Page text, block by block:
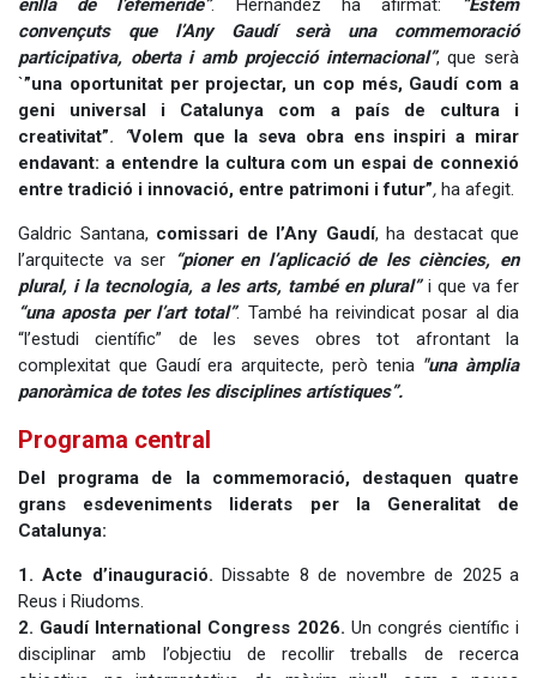
convençuts que l’Any Gaudí serà una commemoració
participativa, oberta i amb projecció internacional”, que serà
`”una oportunitat per projectar, un cop més, Gaudí com a
geni universal i Catalunya com a país de cultura i
creativitat”. “Volem que la seva obra ens inspiri a mirar
endavant: a entendre la cultura com un espai de connexió
entre tradició i innovació, entre patrimoni i futur”, ha afegit.
Galdric Santana, comissari de l’Any Gaudí, ha destacat que
l’arquitecte va ser
“pioner en l’aplicació de les ciències, en
plural, i la tecnologia, a les arts, també en plural”i que va fer
“una aposta per l’art total”. També ha reivindicat posar al dia
“l’estudi científic” de les seves obres tot afrontant la
complexitat que Gaudí era arquitecte, però tenia "una àmplia
panoràmica de totes les disciplines artístiques”.
Programa central
Del programa de la commemoració, destaquen quatre
grans esdeveniments liderats per la Generalitat de
Catalunya:
1. Acte d’inauguració. Dissabte 8 de novembre de 2025 a
Reus i Riudoms.
2. Gaudí International Congress 2026. Un congrés científic i
disciplinar amb l’objectiu de recollir treballs de recerca